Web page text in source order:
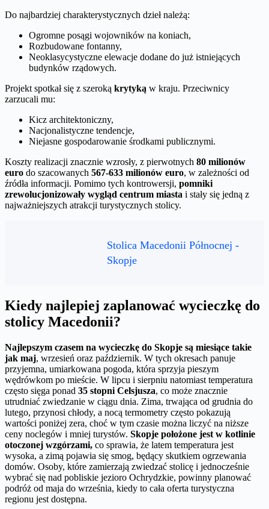
Do najbardziej charakterystycznych dzieł należą:
Ogromne posągi wojowników na koniach,
Rozbudowane fontanny,
Neoklasycystyczne elewacje dodane do już istniejących
budynków rządowych.
Projekt spotkał się z szeroką krytyką w kraju. Przeciwnicy
zarzucali mu:
Kicz architektoniczny,
Nacjonalistyczne tendencje,
Niejasne gospodarowanie środkami publicznymi.
Koszty realizacji znacznie wzrosły, z pierwotnych 80 milionów
euro do szacowanych 567-633 milionów euro, w zależności od
źródła informacji. Pomimo tych kontrowersji, pomniki
zrewolucjonizowały wygląd centrum miasta i stały się jedną z
najważniejszych atrakcji turystycznych stolicy.
Stolica Macedonii Północnej -
Skopje
Kiedy najlepiej zaplanować wycieczkę do
stolicy Macedonii?
Najlepszym czasem na wycieczkę do Skopje są miesiące takie
jak maj, wrzesień oraz październik. W tych okresach panuje
przyjemna, umiarkowana pogoda, która sprzyja pieszym
wędrówkom po mieście. W lipcu i sierpniu natomiast temperatura
często sięga ponad 35 stopni Celsjusza, co może znacznie
utrudniać zwiedzanie w ciągu dnia. Zima, trwająca od grudnia do
lutego, przynosi chłody, a nocą termometry często pokazują
wartości poniżej zera, choć w tym czasie można liczyć na niższe
ceny noclegów i mniej turystów. Skopje położone jest w kotlinie
otoczonej wzgórzami, co sprawia, że latem temperatura jest
wysoka, a zimą pojawia się smog, będący skutkiem ogrzewania
domów. Osoby, które zamierzają zwiedzać stolicę i jednocześnie
wybrać się nad pobliskie jezioro Ochrydzkie, powinny planować
podróż od maja do września, kiedy to cała oferta turystyczna
regionu jest dostępna.